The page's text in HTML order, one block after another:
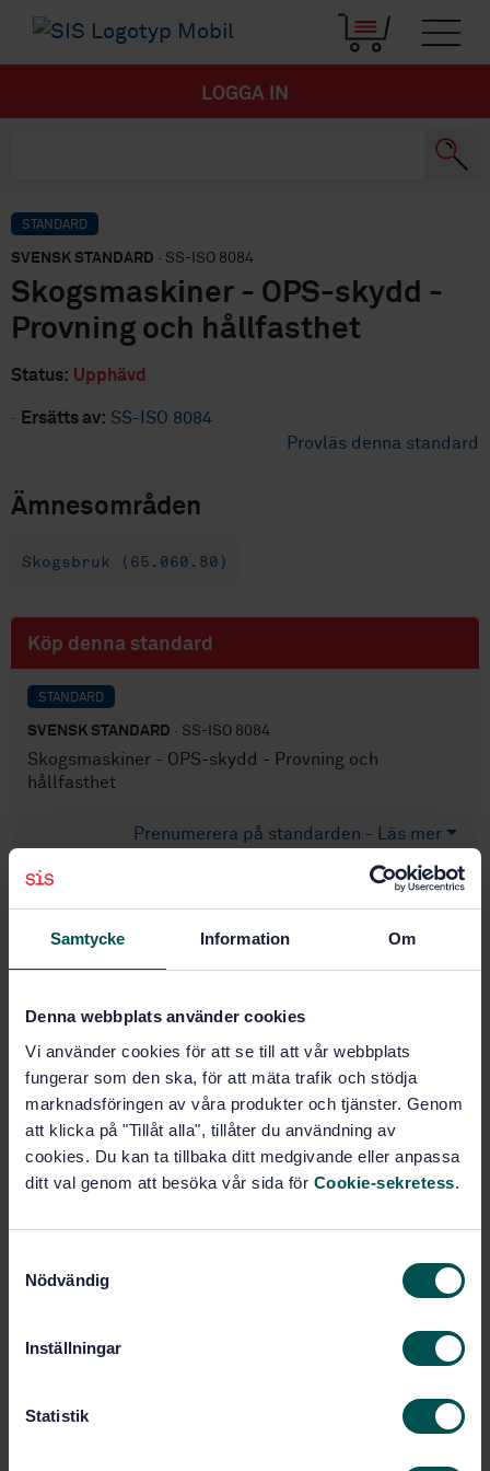
Samtycke Information Om
Denna webbplats använder cookies
Vi använder cookies för att se till att vår webbplats
fungerar som den ska, för att mäta trafik och stödja
marknadsföringen av våra produkter och tjänster. Genom
att klicka på "Tillåt alla", tillåter du användning av
cookies. Du kan ta tillbaka ditt medgivande eller anpassa
ditt val genom att besöka vår sida för Cookie-sekretess.
Nödvändig
Inställningar
Statistik
LOGGA IN
STANDARD
SVENSK STANDARD · SS-ISO 8084
Skogsmaskiner - OPS-skydd -
Provning och hållfasthet
Status: Upphävd
· Ersätts av: SS-ISO 8084
Provläs denna standard
Ämnesområden
Skogsbruk (65.060.80)
Köp denna standard
STANDARD
SVENSK STANDARD · SS-ISO 8084
Skogsmaskiner - OPS-skydd - Provning och
hållfasthet
Prenumerera på standarden - Läs mer
Pris:543 SEK
PDF
Lägg i varukorgen
Produktinformation
Språk: Engelska
Framtagen av: Svenska institutet för
standarder
Fastställd:
Ersätts av: